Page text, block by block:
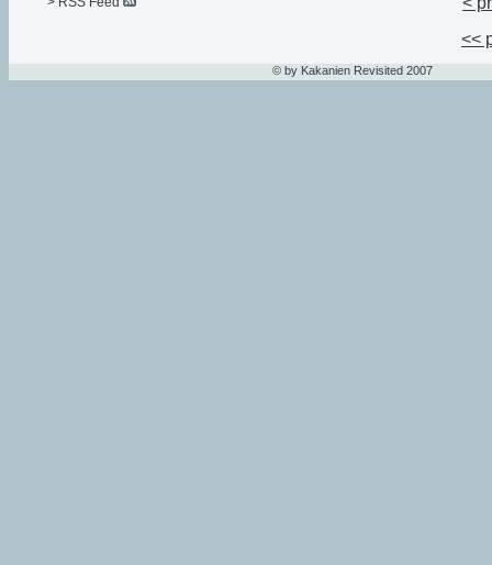
<<
© by Kakanien Revisited 2007